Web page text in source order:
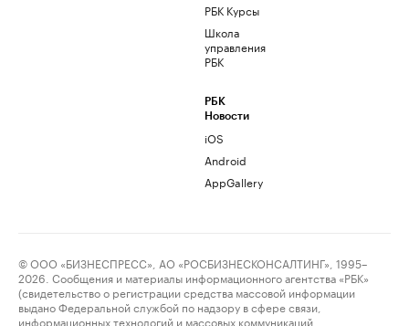
РБК Курсы
Школа
управления
РБК
РБК
Новости
iOS
Android
AppGallery
© ООО «БИЗНЕСПРЕСС», АО «РОСБИЗНЕСКОНСАЛТИНГ», 1995–
2026. Сообщения и материалы информационного агентства «РБК»
(свидетельство о регистрации средства массовой информации
выдано Федеральной службой по надзору в сфере связи,
информационных технологий и массовых коммуникаций